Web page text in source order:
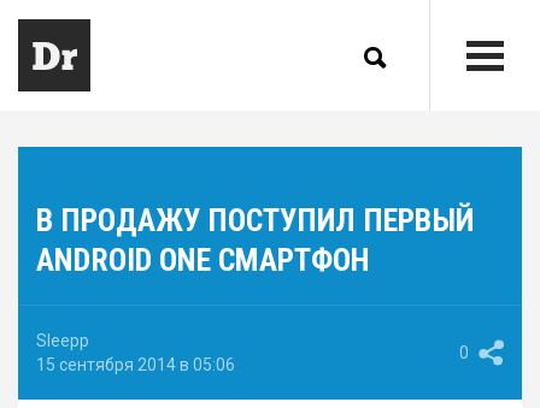
В ПРОДАЖУ ПОСТУПИЛ ПЕРВЫЙ
ANDROID ONE СМАРТФОН
Sleepp
15 сентября 2014 в 05:06
0